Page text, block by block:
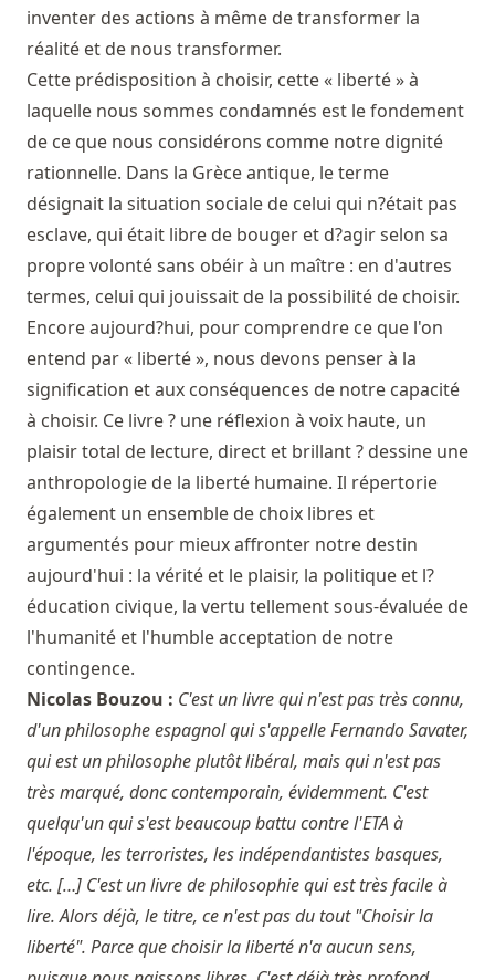
inventer des actions à même de transformer la
réalité et de nous transformer.
Cette prédisposition à choisir, cette « liberté » à
laquelle nous sommes condamnés est le fondement
de ce que nous considérons comme notre dignité
rationnelle. Dans la Grèce antique, le terme
désignait la situation sociale de celui qui n?était pas
esclave, qui était libre de bouger et d?agir selon sa
propre volonté sans obéir à un maître : en d'autres
termes, celui qui jouissait de la possibilité de choisir.
Encore aujourd?hui, pour comprendre ce que l'on
entend par « liberté », nous devons penser à la
signification et aux conséquences de notre capacité
à choisir. Ce livre ? une réflexion à voix haute, un
plaisir total de lecture, direct et brillant ? dessine une
anthropologie de la liberté humaine. Il répertorie
également un ensemble de choix libres et
argumentés pour mieux affronter notre destin
aujourd'hui : la vérité et le plaisir, la politique et l?
éducation civique, la vertu tellement sous-évaluée de
l'humanité et l'humble acceptation de notre
contingence.
Nicolas Bouzou : C'est un livre qui n'est pas très connu,
d'un philosophe espagnol qui s'appelle Fernando Savater,
qui est un philosophe plutôt libéral, mais qui n'est pas
très marqué, donc contemporain, évidemment. C'est
quelqu'un qui s'est beaucoup battu contre l'ETA à
l'époque, les terroristes, les indépendantistes basques,
etc. […] C'est un livre de philosophie qui est très facile à
lire. Alors déjà, le titre, ce n'est pas du tout "Choisir la
liberté". Parce que choisir la liberté n'a aucun sens,